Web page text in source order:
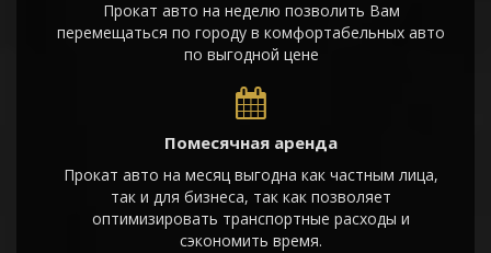
Прокат авто на неделю позволить Вам
перемещаться по городу в комфортабельных авто
по выгодной цене
Помесячная аренда
Прокат авто на месяц выгодна как частным лица,
так и для бизнеса, так как позволяет
оптимизировать транспортные расходы и
сэкономить время.